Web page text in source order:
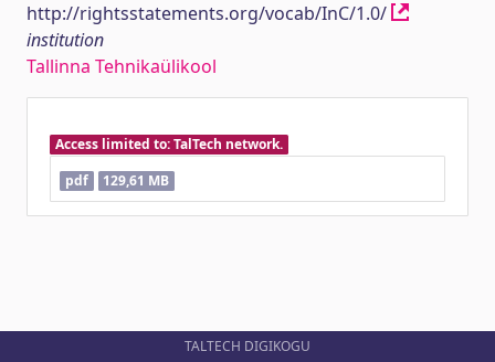
http://rightsstatements.org/vocab/InC/1.0/
institution
Tallinna Tehnikaülikool
Access limited to: TalTech network.
pdf
129,61 MB
TALTECH DIGIKOGU